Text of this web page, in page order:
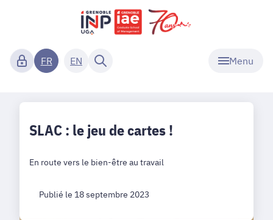
Menu
FR EN
SLAC : le jeu de cartes !
En route vers le bien-être au travail
Publié le 18 septembre 2023